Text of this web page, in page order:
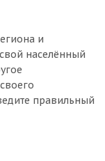
и
населённый
правильный